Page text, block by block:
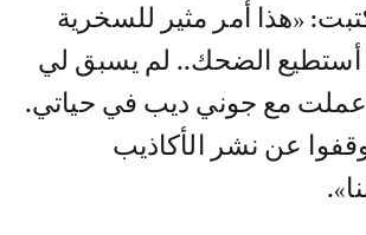
«هذا أمر مثير للسخرية
أستطيع الضحك.. لم يسبق لي
عملت مع جوني ديب في حياتي.
عن نشر الأكاذيب